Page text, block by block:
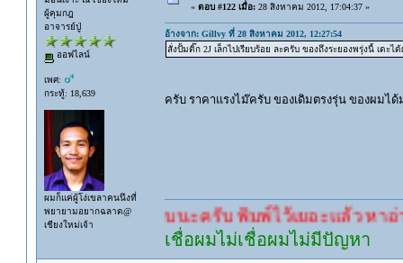
ผู้คุมกฎ
อาจารย์ปู่
ออฟไลน์
เพศ:
กระทู้: 18,639
ผมก็แค่ผู้โง่เขลาคนนึงที่
พยายามอยากฉลาด@
เชียงใหม่เจ้า
« ตอบ #122 เมื่อ:28 สิงหาคม 2012, 17:04:37 »
อ้างจาก: Gillvy ที่ 28 สิงหาคม 2012, 12:27:54
สั่งปั้มติ๊ก 2J เล็กไปเรียบร้อย ละครับ ของถึงระยองพรุ่งนี้ เดะ
ครับ ราคาแรงไม๊ครับ ของเดิมตรงรุ่น ของผมได้
รอคำตอบนะครับ พิมพ์ไว้เยอะแล้ว หาอ่านกันดู
เชื่อผมไม่เชื่อผมไม่มีปัญหา